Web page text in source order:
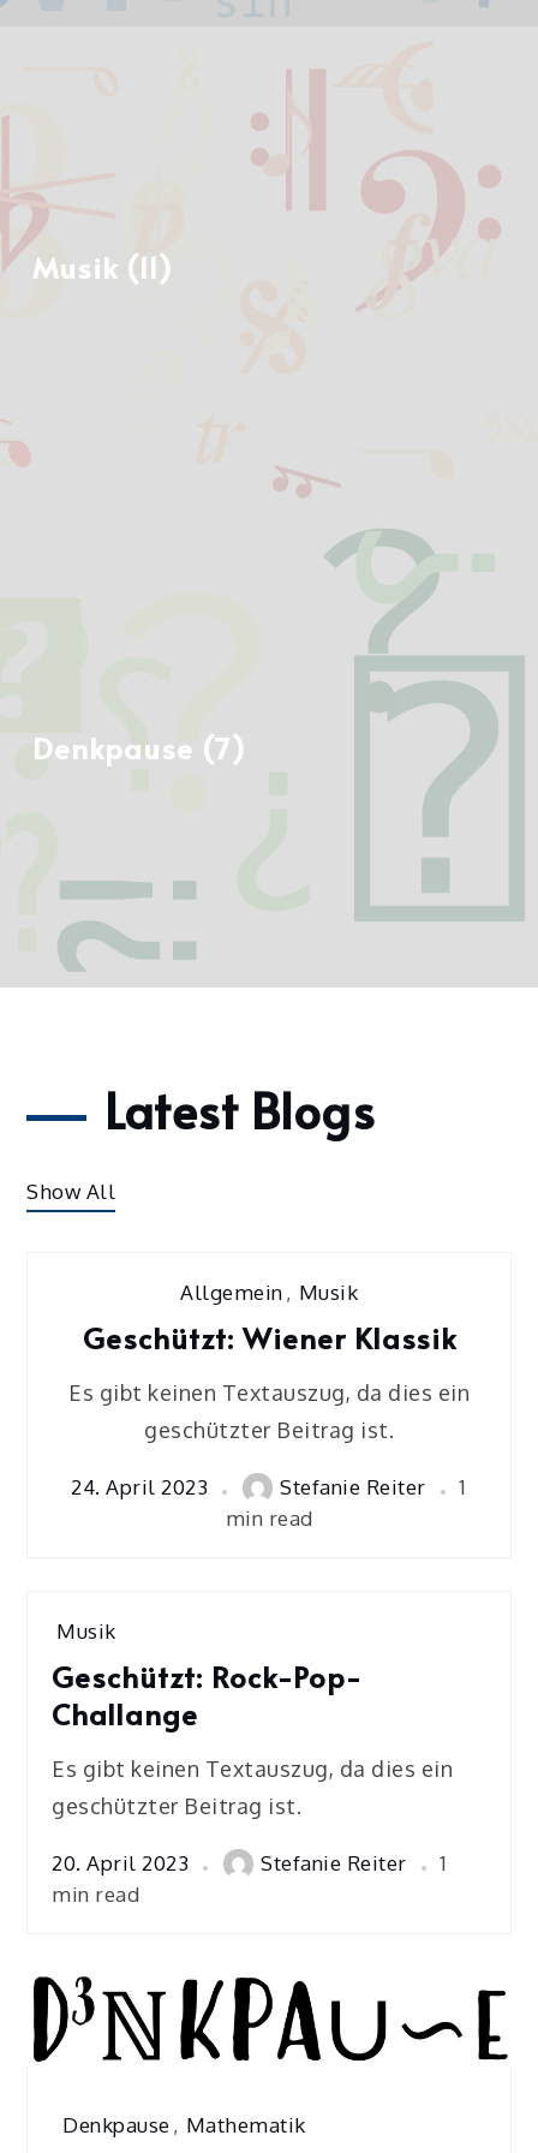
Musik (11)
Denkpause (7)
Latest Blogs
Show All
Allgemein, Musik
Geschützt: Wiener Klassik
Es gibt keinen Textauszug, da dies ein
geschützter Beitrag ist.
24. April 2023 Stefanie Reiter
1
min read
Musik
Geschützt: Rock-Pop-
Challange
Es gibt keinen Textauszug, da dies ein
geschützter Beitrag ist.
20. April 2023 Stefanie Reiter
1
min read
Denkpause, Mathematik